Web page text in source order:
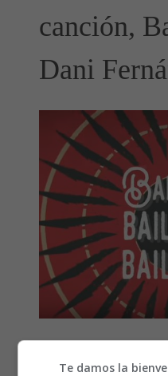
canción,
Dani
Letra y
Te damos la